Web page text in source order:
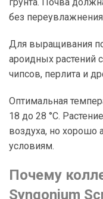
без
Для выращивания
ароидных растений
чипсов, перлита и
Оптимальная
18 до 28 °C.
воздуха, но хорошо
условиям.
Почему
Syngonium